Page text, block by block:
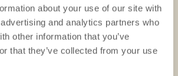
about your use of our site with
and analytics partners who
other information that you’ve
that they’ve collected from your use